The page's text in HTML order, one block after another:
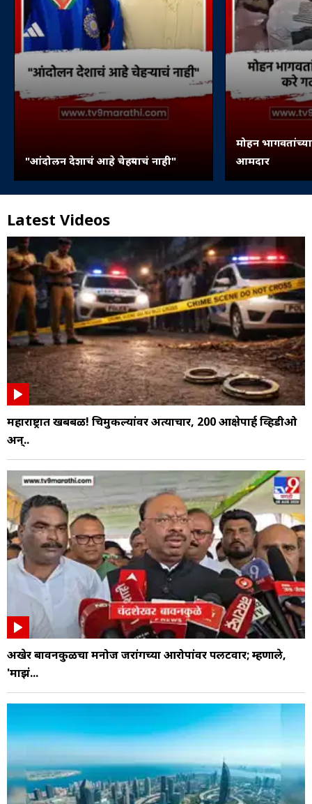
"आंदोलन देशाचं आहे चेहऱ्याचं नाही"
मोहन
आमदार
Latest Videos
महाराष्ट्रात खबबळ! चिमुकल्यांवर अत्याचार, 200 आक्षेपार्ह व्हिडीओ
अन्..
अखेर बावनकुळेंचा मनोज जरांगेंच्या आरोपांवर पलटवार; म्हणाले,
'माझं...